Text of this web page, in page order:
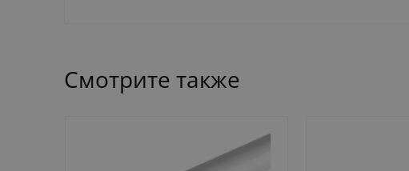
Смотрите также